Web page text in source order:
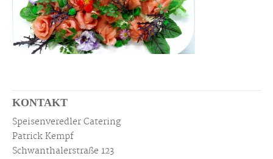
KONTAKT
Speisenveredler Catering
Patrick Kempf
Schwanthalerstraße 123